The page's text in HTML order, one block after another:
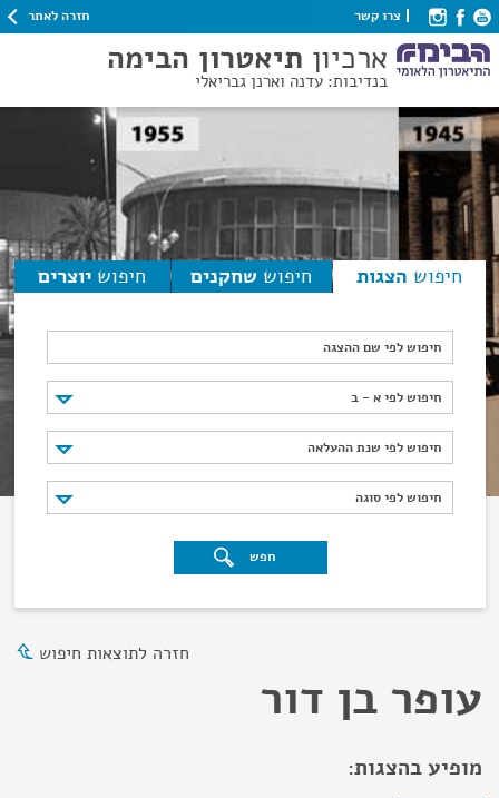
צרו קשר חזרה לאתר
ארכיון תיאטרון הבימה
בנדיבות: עדנה וארנן גבריאלי
חיפוש הצגות חיפוש שחקנים חיפוש יוצרים
חיפוש לפי שם ההצגה
חיפוש לפי א - ב
חיפוש לפי א - ב
חיפוש לפי שנת ההעלאה
חיפוש לפי שנת ההעלאה
חיפוש לפי סוגה
חיפוש לפי סוגה
חפש
חזרה לתוצאות חיפוש
עופר בן דור
מופיע בהצגות: